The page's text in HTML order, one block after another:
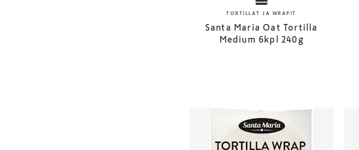
TORTILLAT JA WRAPIT
Santa Maria Oat Tortilla
Medium 6kpl 240g